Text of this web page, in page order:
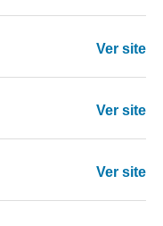
Ver site
Ver site
Ver site